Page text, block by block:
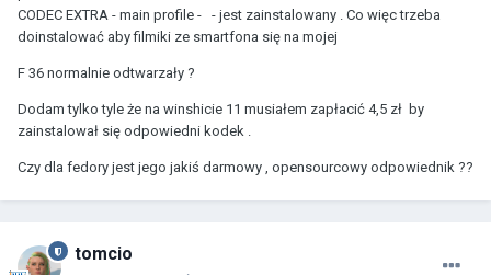
CODEC EXTRA - main profile - - jest zainstalowany . Co więc trzeba
doinstalować aby filmiki ze smartfona się na mojej
F 36 normalnie odtwarzały ?
Dodam tylko tyle że na winshicie 11 musiałem zapłacić 4,5 zł by
zainstalował się odpowiedni kodek .
Czy dla fedory jest jego jakiś darmowy , opensourcowy odpowiednik ??
tomcio